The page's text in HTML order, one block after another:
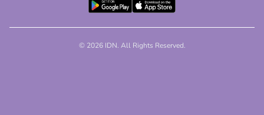
© 2026 IDN. All Rights Reserved.